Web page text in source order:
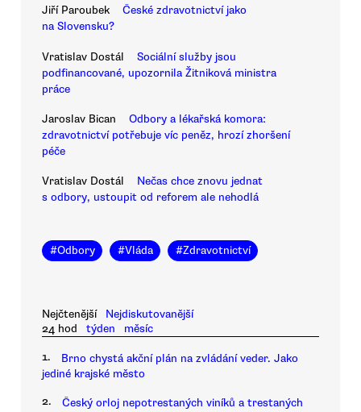
Jiří Paroubek
České zdravotnictví jako
na Slovensku?
Vratislav Dostál
Sociální služby jsou
podfinancované, upozornila Žitniková ministra
práce
Jaroslav Bican
Odbory a lékařská komora:
zdravotnictví potřebuje víc peněz, hrozí zhoršení
péče
Vratislav Dostál
Nečas chce znovu jednat
s odbory, ustoupit od reforem ale nehodlá
#Odbory #Vláda #Zdravotnictví
Nejčtenější
Nejdiskutovanější
24 hod
týden měsíc
1.
Brno chystá akční plán na zvládání veder. Jako
jediné krajské město
2.
Český orloj nepotrestaných viníků a trestaných